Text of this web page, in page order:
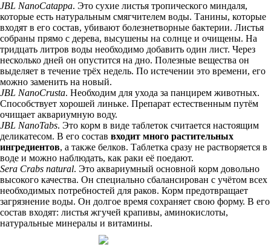
JBL NanoCatappa. Это сухие листья тропического миндаля,
которые есть натуральным смягчителем воды. Танины, которые
входят в его состав, убивают болезнетворные бактерии. Листья
собраны прямо с дерева, высушены на солнце и очищены. На
тридцать литров воды необходимо добавить один лист. Через
несколько дней он опустится на дно. Полезные вещества он
выделяет в течение трёх недель. По истечении это времени, его
можно заменить на новый.
JBL NanoCrusta. Необходим для ухода за панцирем животных.
Способствует хорошей линьке. Препарат естественным путём
очищает аквариумную воду.
JBL NanoTabs. Это корм в виде таблеток считается настоящим
деликатесом. В его состав входит много растительных
ингредиентов, а также белков. Таблетка сразу не растворяется в
воде и можно наблюдать, как раки её поедают.
Sera Crabs natural. Это аквариумный основной корм довольно
высокого качества. Он специально сбалансирован с учётом всех
необходимых потребностей для раков. Корм предотвращает
загрязнение воды. Он долгое время сохраняет свою форму. В его
состав входят: листья жгучей крапивы, аминокислоты,
натуральные минералы и витамины.